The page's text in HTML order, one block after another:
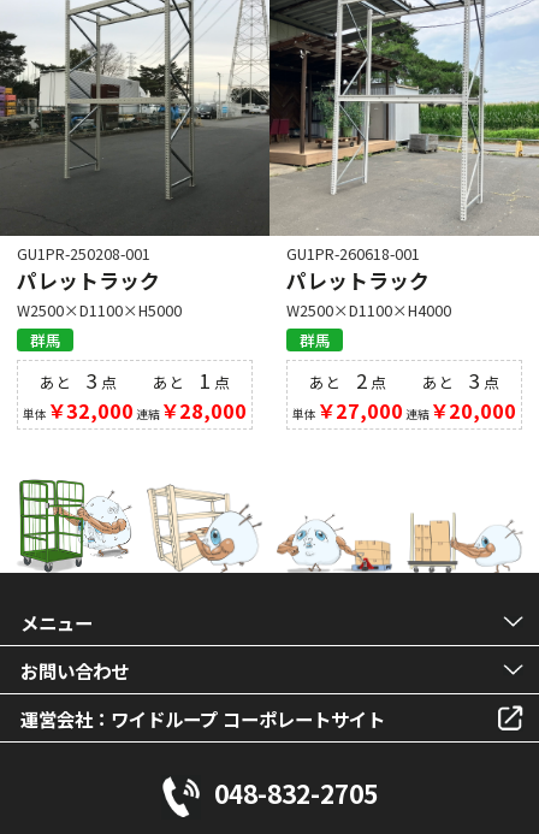
GU1PR-250208-001
パレットラック
W2500×D1100×H5000
群馬
あと3 点
単体 ￥32,000
あと 1 点
連結￥28,000
GU1PR-260618-001
パレットラック
W2500×D1100×H4000
群馬
あと 2 点
単体 ￥27,000
あと 3 点
連結￥20,000
メニュー
お問い合わせ
運営会社：ワイドループ コーポレートサイト
048-832-2705